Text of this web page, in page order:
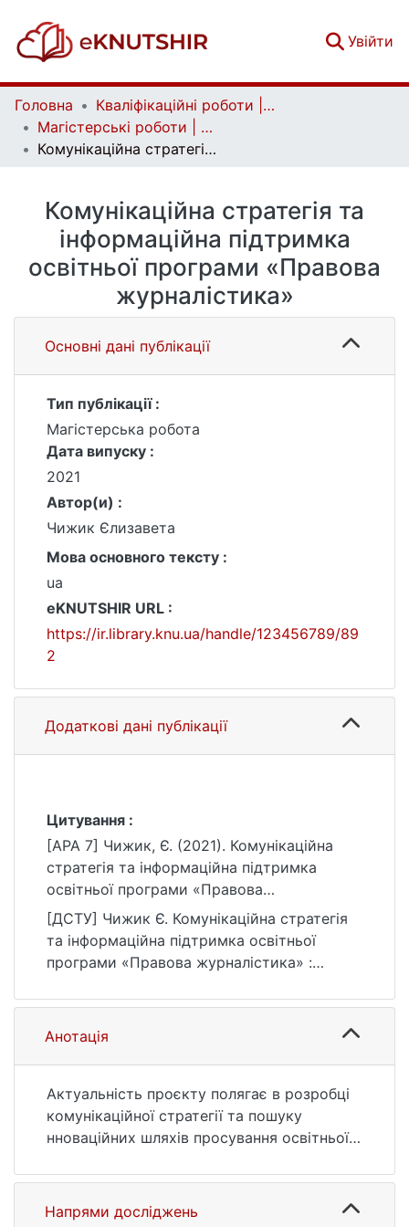
Увійти
Головна
Кваліфікаційні роботи | Qualifying works
Магістерські роботи | Master's theses
Комунікаційна стратегія та інформаційна підтримка освітньої програми «Правова журналістика»
Комунікаційна стратегія та
інформаційна підтримка
освітньої програми «Правова
журналістика»
Основні дані публікації
Тип публікації :
Магістерська робота
Дата випуску :
2021
Автор(и) :
Чижик Єлизавета
Мова основного тексту :
ua
eKNUTSHIR URL :
https://ir.library.knu.ua/handle/123456789/89
2
Додаткові дані публікації
Цитування :
[APA 7] Чижик, Є. (2021). Комунікаційна
стратегія та інформаційна підтримка
освітньої програми «Правова
журналістика» [Магістерська робота,
Київський національний університет імені
Тараса Шевченка]. eKNUTSHIR.
https://ir.library.knu.ua/handle/123456789/89
2
[ДСТУ] Чижик Є. Комунікаційна стратегія
та інформаційна підтримка освітньої
програми «Правова журналістика» :
Журналістика. Київ, 2021. 70 с. URL:
https://ir.library.knu.ua/handle/123456789/89
2 (дата звернення: 25.07.2026).
Анотація
Актуальність проєкту полягає в розробці
комунікаційної стратегії та пошуку
нноваційних шляхів просування освітньої
шляхом використання нових форматів у
соціальних мережах.
Напрями досліджень